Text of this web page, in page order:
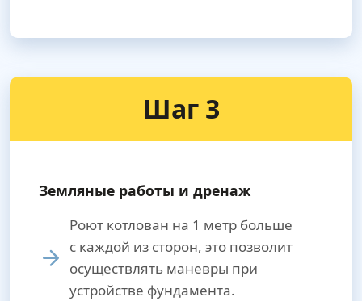
Шаг 3
Земляные работы и дренаж
Роют котлован на 1 метр больше
с каждой из сторон, это позволит
осуществлять маневры при
устройстве фундамента.